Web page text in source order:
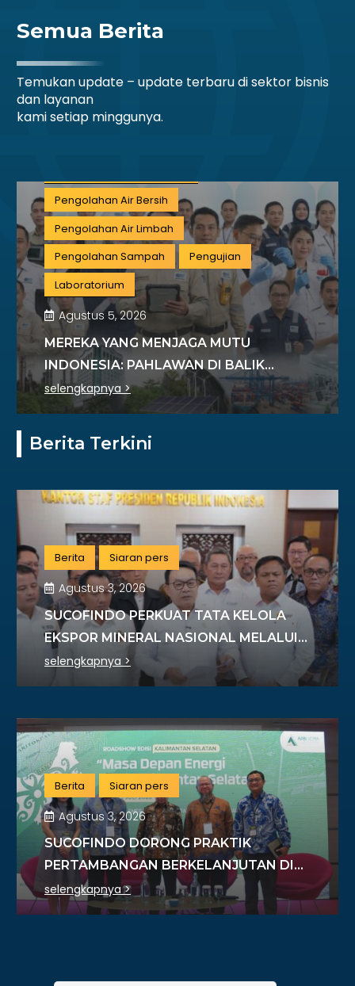
Semua Berita
Temukan update – update terbaru di sektor bisnis
dan layanan
kami setiap minggunya.
Informasi dan Komunikasi
Keuangan dan Asuransi
Pariwisata
Listrik dan Gas
Pengujian dan Analisis
Pengolahan Air Bersih
Pengolahan Air Limbah
Pengolahan Sampah
Pengujian
Laboratorium
Agustus 5, 2026
MEREKA YANG MENJAGA MUTU
INDONESIA: PAHLAWAN DI BALIK
SETIAP STANDAR INDUSTRI
selengkapnya >
Berita Terkini
Berita Siaran pers
Agustus 3, 2026
SUCOFINDO PERKUAT TATA KELOLA
EKSPOR MINERAL NASIONAL MELALUI
SINERGI DENGAN KSP DAN DANANTARA
selengkapnya >
Berita Siaran pers
Agustus 3, 2026
SUCOFINDO DORONG PRAKTIK
PERTAMBANGAN BERKELANJUTAN DI
SEKTOR BATU BARA
selengkapnya >